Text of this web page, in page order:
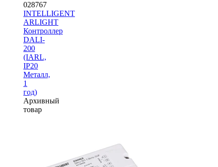
028767
INTELLIGENT
ARLIGHT
Контроллер
DALI-
200
(IARL,
IP20
Металл,
1
год)
Архивный
товар